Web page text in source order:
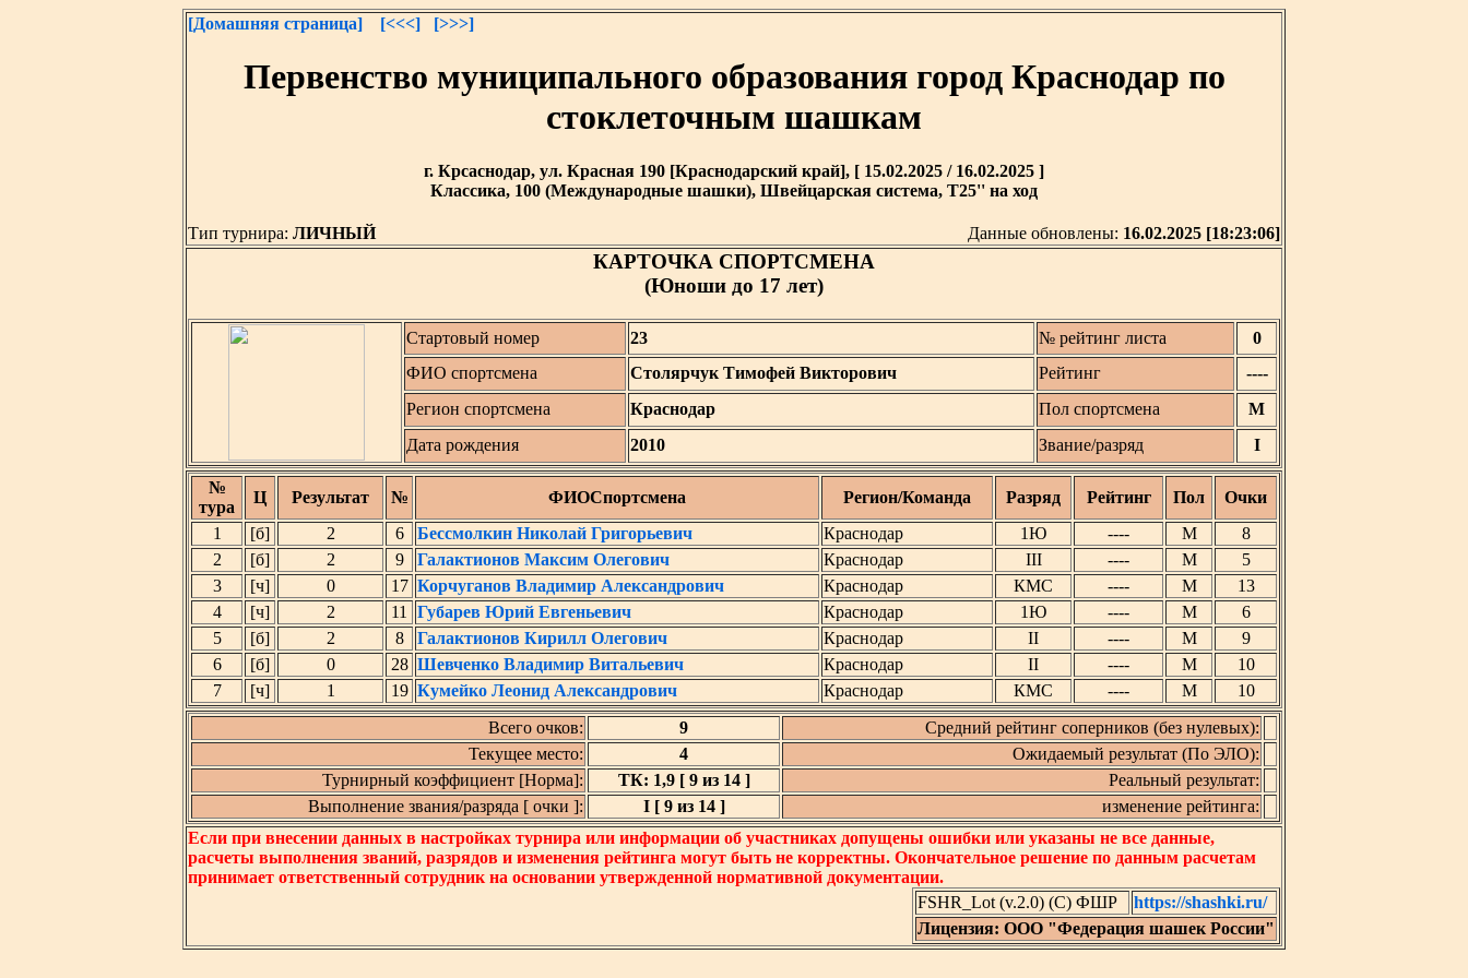
[Домашняя страница] [<<<] [>>>]
Первенство муниципального образования город Краснодар по
стоклеточным шашкам
г. Крсаснодар, ул. Красная 190 [Краснодарский край], [ 15.02.2025 / 16.02.2025 ]
Классика, 100 (Международные шашки), Швейцарская система, T25'' на ход
Тип турнира: ЛИЧНЫЙ Данные обновлены: 16.02.2025 [18:23:06]
КАРТОЧКА СПОРТСМЕНА
(Юноши до 17 лет)
Стартовый номер 23 № рейтинг листа
0
ФИО спортсмена
Столярчук Тимофей Викторович Рейтинг
----
Регион спортсмена
Краснодар Пол спортсмена
М
Дата рождения
2010 Звание/разряд I
№
тура
Ц Результат № ФИОСпортсмена Регион/Команда Разряд Рейтинг Пол
Очки
1
[б] 2 6 Бессмолкин Николай Григорьевич Краснодар 1Ю ---- М
8
2
[б] 2 9 Галактионов Максим Олегович Краснодар III ---- М
5
3
[ч] 0 17 Корчуганов Владимир Александрович Краснодар КМС ---- М
13
4
[ч] 2 11 Губарев Юрий Евгеньевич Краснодар 1Ю ---- М
6
5
[б] 2 8 Галактионов Кирилл Олегович Краснодар II ---- М
9
6
[б] 0 28 Шевченко Владимир Витальевич Краснодар II ---- М
10
7
[ч] 1 19 Кумейко Леонид Александрович Краснодар КМС ---- М
10
Всего очков:
9
Средний рейтинг соперников (без нулевых):
Текущее место:
4
Ожидаемый результат (По ЭЛО):
Турнирный коэффициент [Норма]:
ТК: 1,9 [ 9 из 14 ]
Реальный результат:
Выполнение звания/разряда [ очки ]:
I [ 9 из 14 ]
изменение рейтинга:
Если при внесении данных в настройках турнира или информации об участниках допущены ошибки или указаны не все данные,
расчеты выполнения званий, разрядов и изменения рейтинга могут быть не корректны. Окончательное решение по данным расчетам
принимает ответственный сотрудник на основании утвержденной нормативной документации.
FSHR_Lot (v.2.0) (C) ФШР
https://shashki.ru/
Лицензия: ООО "Федерация шашек России"